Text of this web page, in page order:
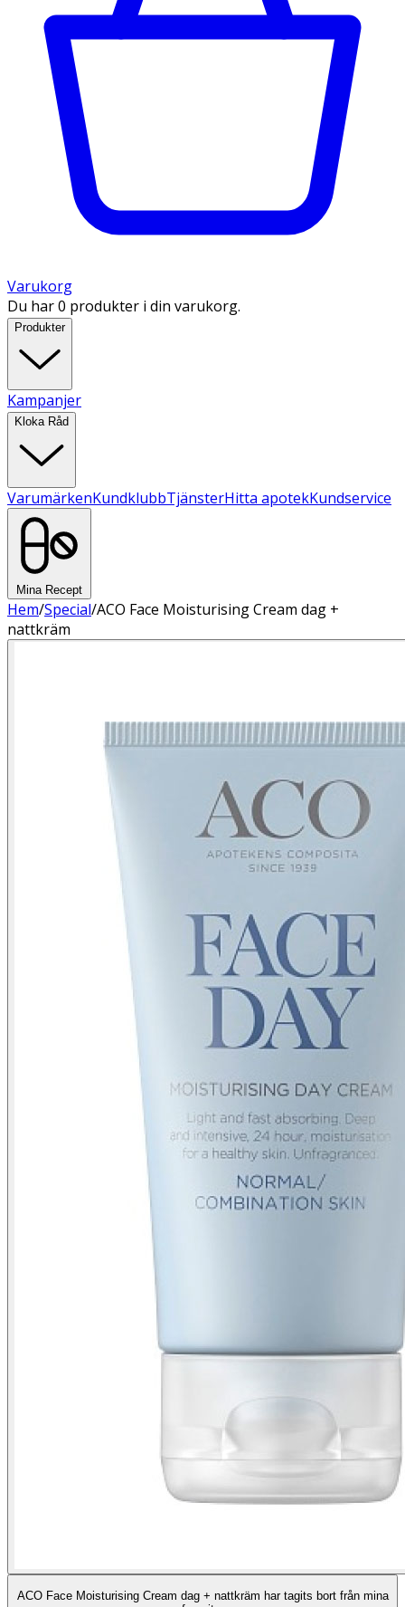
Varukorg
Du har 0 produkter i din varukorg.
Produkter
Kampanjer
Kloka Råd
VarumärkenKundklubbTjänsterHitta apotekKundservice
Mina Recept
Hem/Special/ACO Face Moisturising Cream dag +
nattkräm
ACO Face Moisturising Cream dag + nattkräm har tagits bort från mina